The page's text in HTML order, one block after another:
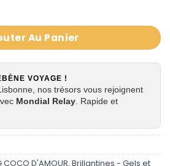
beaume Fondant - Coco d'Amour
Au Panier
VOYAGE !
nos trésors vous rejoignent
Mondial Relay . Rapide et
COCO D'AMOUR, Brillantines - Gels et